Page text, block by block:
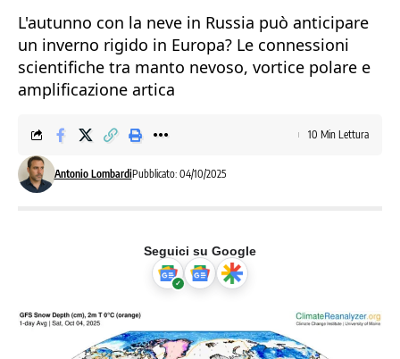
L'autunno con la neve in Russia può anticipare
un inverno rigido in Europa? Le connessioni
scientifiche tra manto nevoso, vortice polare e
amplificazione artica
Antonio LombardiPubblicato: 04/10/2025
10 Min Lettura
Seguici su Google